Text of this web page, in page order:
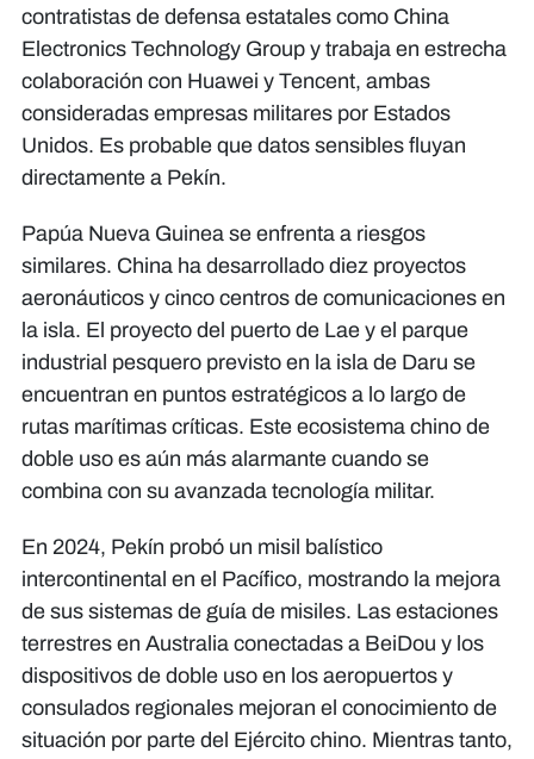
contratistas de defensa estatales como China
Electronics Technology Group y trabaja en estrecha
colaboración con Huawei y Tencent, ambas
consideradas empresas militares por Estados
Unidos. Es probable que datos sensibles fluyan
directamente a Pekín.
Papúa Nueva Guinea se enfrenta a riesgos
similares. China ha desarrollado diez proyectos
aeronáuticos y cinco centros de comunicaciones en
la isla. El proyecto del puerto de Lae y el parque
industrial pesquero previsto en la isla de Daru se
encuentran en puntos estratégicos a lo largo de
rutas marítimas críticas. Este ecosistema chino de
doble uso es aún más alarmante cuando se
combina con su avanzada tecnología militar.
En 2024, Pekín probó un misil balístico
intercontinental en el Pacífico, mostrando la mejora
de sus sistemas de guía de misiles. Las estaciones
terrestres en Australia conectadas a BeiDou y los
dispositivos de doble uso en los aeropuertos y
consulados regionales mejoran el conocimiento de
situación por parte del Ejército chino. Mientras tanto,